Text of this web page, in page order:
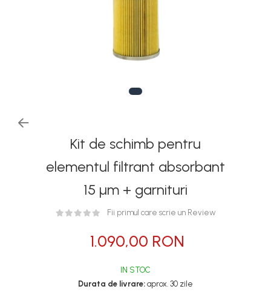
Kit de schimb pentru
elementul filtrant absorbant
15 µm + garnituri
Fii primul care scrie un Review
1.090,00 RON
IN STOC
Durata de livrare: aprox. 30 zile